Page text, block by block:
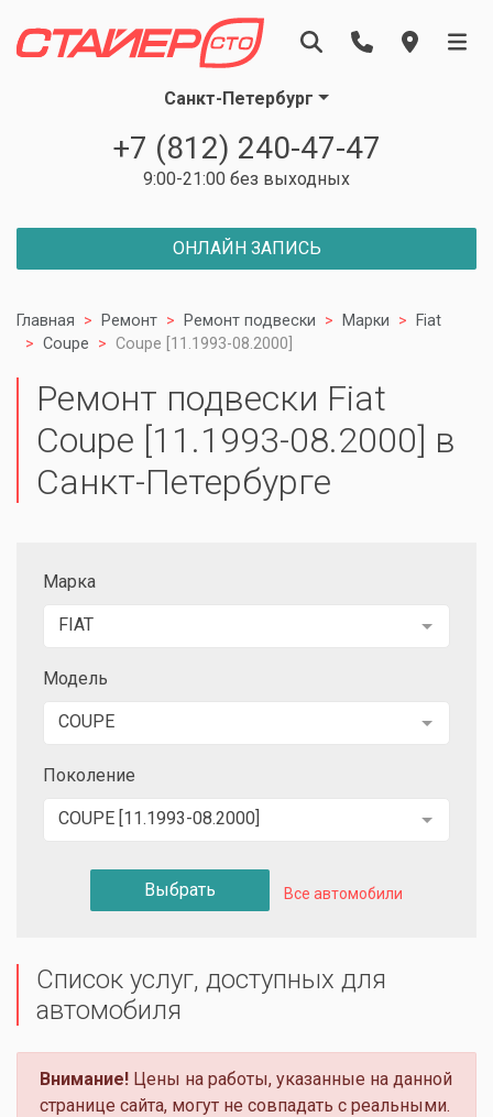
Санкт-Петербург
+7 (812) 240-47-47
9:00-21:00 без выходных
ОНЛАЙН ЗАПИСЬ
Главная Ремонт Ремонт подвески Марки
Fiat
Coupe
Coupe [11.1993-08.2000]
Ремонт подвески Fiat
Coupe [11.1993-08.2000] в
Санкт-Петербурге
Марка
FIAT
Модель
COUPE
Поколение
COUPE [11.1993-08.2000]
Выбрать Все автомобили
Список услуг, доступных для
автомобиля
Внимание! Цены на работы, указанные на данной
странице сайта, могут не совпадать с реальными.